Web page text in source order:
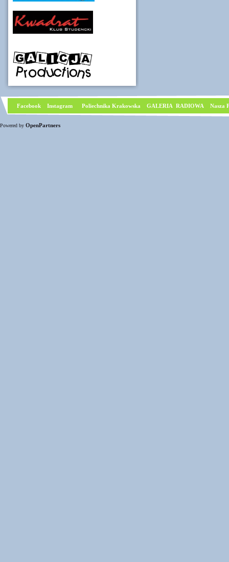
Facebook Instagram Poliechnika Krakowska GALERIA RADIOWA Nasza
Powered by OpenPartners